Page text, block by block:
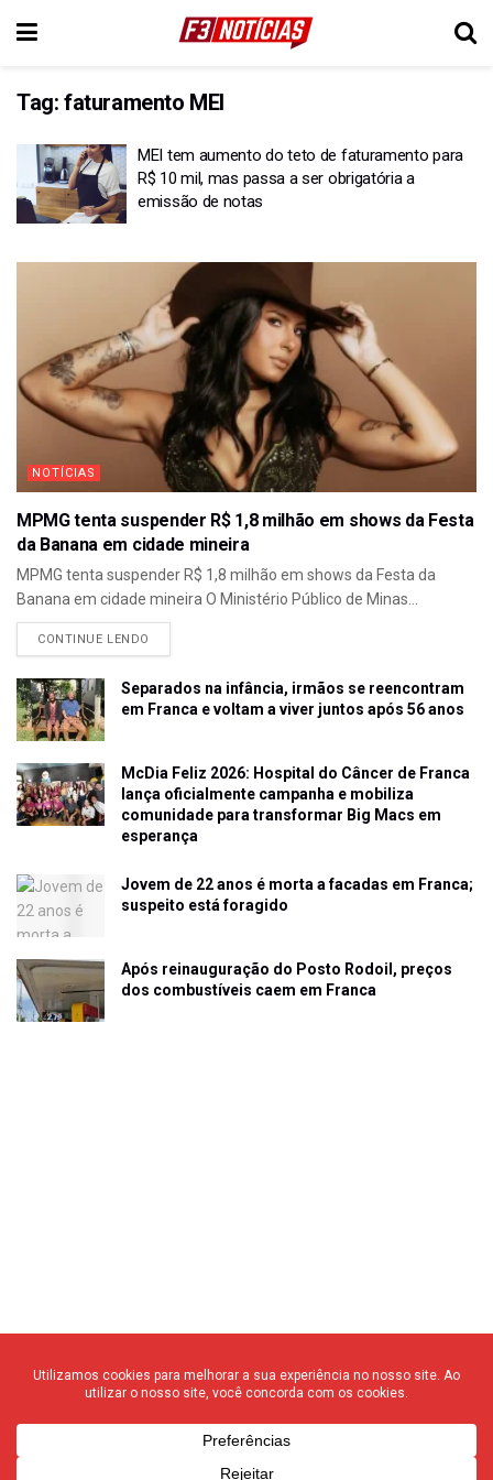
Tag: faturamento MEI
MEI tem aumento do teto de faturamento para
R$ 10 mil, mas passa a ser obrigatória a
emissão de notas
NOTÍCIAS
MPMG tenta suspender R$ 1,8 milhão em shows da Festa
da Banana em cidade mineira
MPMG tenta suspender R$ 1,8 milhão em shows da Festa da
Banana em cidade mineira O Ministério Público de Minas...
CONTINUE LENDO
Separados na infância, irmãos se reencontram
em Franca e voltam a viver juntos após 56 anos
McDia Feliz 2026: Hospital do Câncer de Franca
lança oficialmente campanha e mobiliza
comunidade para transformar Big Macs em
esperança
Jovem de 22 anos é morta a facadas em Franca;
suspeito está foragido
Após reinauguração do Posto Rodoil, preços
dos combustíveis caem em Franca
© 2020 F3 Notícias – Todos os direitos reservados